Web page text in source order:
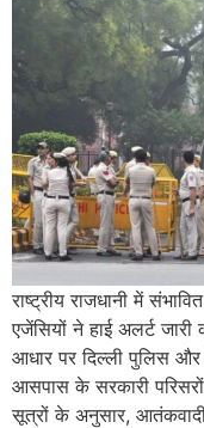
राष्ट्रीय राजधानी में
एजेंसियों ने हाई अलर्ट
आधार पर दिल्ली पुलिस और
आसपास के सरकारी
सूत्रों के अनुसार,